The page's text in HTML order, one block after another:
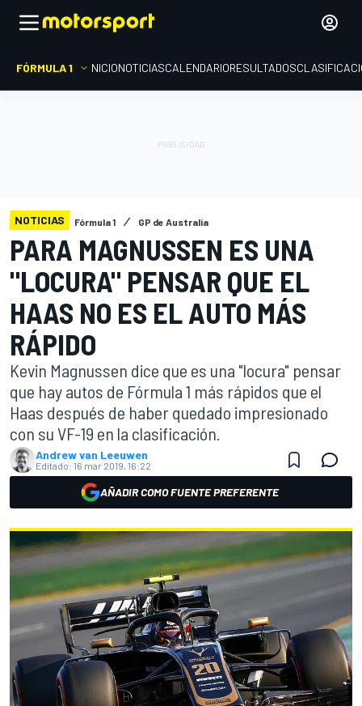
FÓRMULA 1 INICIONOTICIASCALENDARIORESULTADOS
NOTICIAS Fórmula 1 GP de Australia
PARA MAGNUSSEN ES UNA
"LOCURA" PENSAR QUE EL
HAAS NO ES EL AUTO MÁS
RÁPIDO
Kevin Magnussen dice que es una "locura" pensar
que hay autos de Fórmula 1 más rápidos que el
Haas después de haber quedado impresionado
con su VF-19 en la clasificación.
Andrew van Leeuwen
Editado: 16 mar 2019, 16:22
AÑADIR COMO FUENTE PREFERENTE